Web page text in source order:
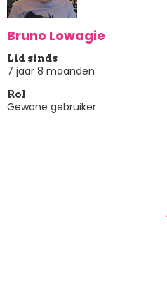
Bruno Lowagie
Lid sinds
7 jaar 8 maanden
Rol
Gewone gebruiker